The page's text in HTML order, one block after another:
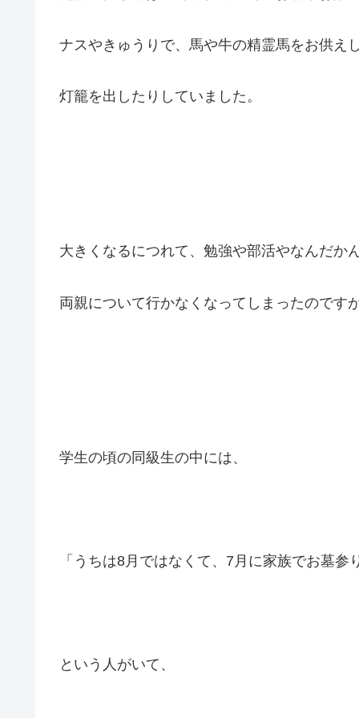
ナスやきゅうりで、馬や牛の精霊馬をお供えし
灯籠を出したりしていました。
大きくなるにつれて、勉強や部活やなんだかん
両親について行かなくなってしまったのです
学生の頃の同級生の中には、
「うちは8月ではなくて、7月に家族でお墓参
という人がいて、